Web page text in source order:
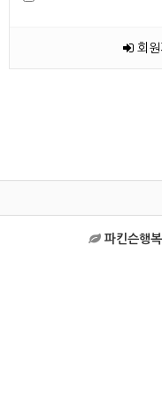
회원
파킨슨행